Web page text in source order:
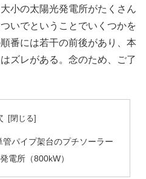
小の太陽光発電所がたくさん
いでということでいくつかを
番には若干の前後があり、本
ズレがある。念のため、ご了
パイプ架台のプチソーラー
電所（800kW）